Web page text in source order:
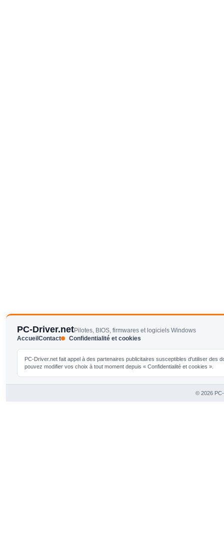
PC-Driver.netPilotes, BIOS, firmwares et logiciels Windows
AccueilContact Confidentialité et cookies
PC-Driver.net fait appel à des partenaires publicitaires susceptibles d'utiliser
pouvez modifier vos choix à tout moment depuis « Confidentialité et cookies ».
© 2026